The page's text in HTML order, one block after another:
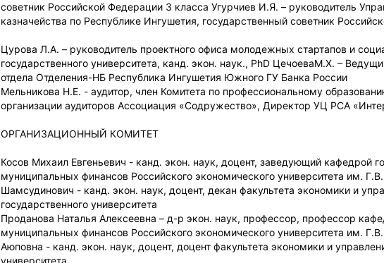
советник Российской Федерации 3 класса Угурчиев И.Я. – руководитель
казначейства по Республике Ингушетия, государственный советник
Цурова Л.А. – руководитель проектного офиса молодежных стартапов и
государственного университета, канд. экон. наук., PhD ЦечоеваМ.Х. –
отдела Отделения-НБ Республика Ингушетия Южного ГУ Банка России
Мельникова Н.Е. - аудитор, член Комитета по профессиональному
организации аудиторов Ассоциация «Содружество», Директор УЦ РСА
ОРГАНИЗАЦИОННЫЙ КОМИТЕТ
Косов Михаил Евгеньевич - канд. экон. наук, доцент, заведующий кафедрой
муниципальных финансов Российского экономического университета им.
Шамсудинович - канд. экон. наук, доцент, декан факультета экономики и
государственного университета
Проданова Наталья Алексеевна – д-р экон. наук, профессор, профессор
муниципальных финансов Российского экономического университета им.
Аюповна - канд. экон. наук, доцент, доцент факультета экономики и